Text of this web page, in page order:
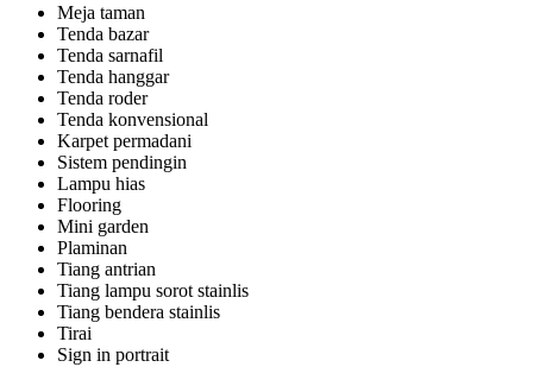
Meja taman
Tenda bazar
Tenda sarnafil
Tenda hanggar
Tenda roder
Tenda konvensional
Karpet permadani
Sistem pendingin
Lampu hias
Flooring
Mini garden
Plaminan
Tiang antrian
Tiang lampu sorot stainlis
Tiang bendera stainlis
Tirai
Sign in portrait